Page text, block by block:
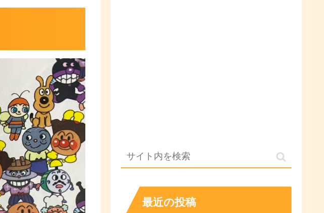
最近の投稿